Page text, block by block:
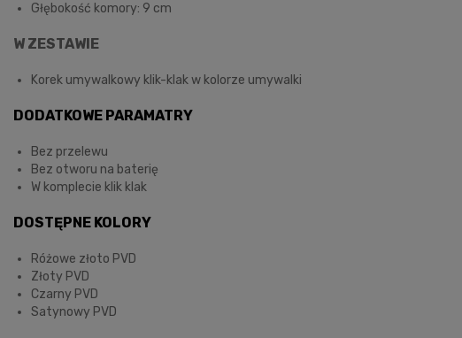
Głębokość komory: 9 cm
W ZESTAWIE
Korek umywalkowy klik-klak w kolorze umywalki
DODATKOWE PARAMATRY
Bez przelewu
Bez otworu na baterię
W komplecie klik klak
DOSTĘPNE KOLORY
Różowe złoto PVD
Złoty PVD
Czarny PVD
Satynowy PVD